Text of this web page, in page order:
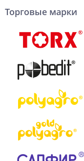
Торговые марки